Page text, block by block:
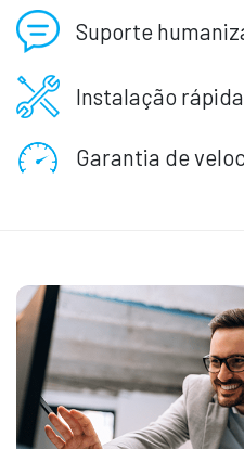
Suporte
Instalação
Garantia de